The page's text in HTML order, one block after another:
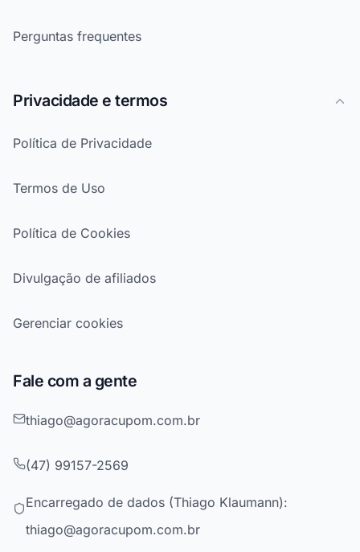
Perguntas frequentes
Privacidade e termos
Política de Privacidade
Termos de Uso
Política de Cookies
Divulgação de afiliados
Gerenciar cookies
Fale com a gente
thiago@agoracupom.com.br
(47) 99157-2569
Encarregado de dados (Thiago Klaumann):
thiago@agoracupom.com.br